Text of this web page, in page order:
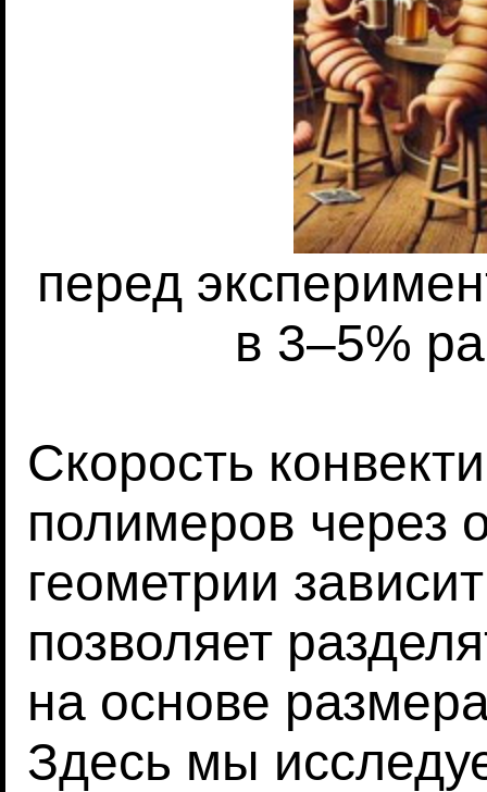
перед
в 3–5%
Скорость
полимеров через
геометрии
позволяет
на основе
Здесь мы